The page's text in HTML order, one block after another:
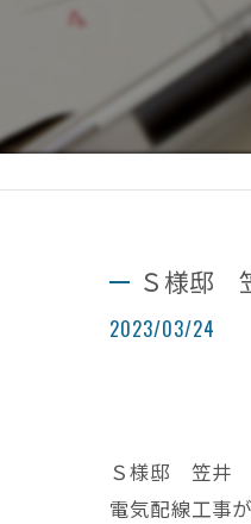
Ｓ様邸
2023/03/24
Ｓ様邸 笠井
電気配線工事